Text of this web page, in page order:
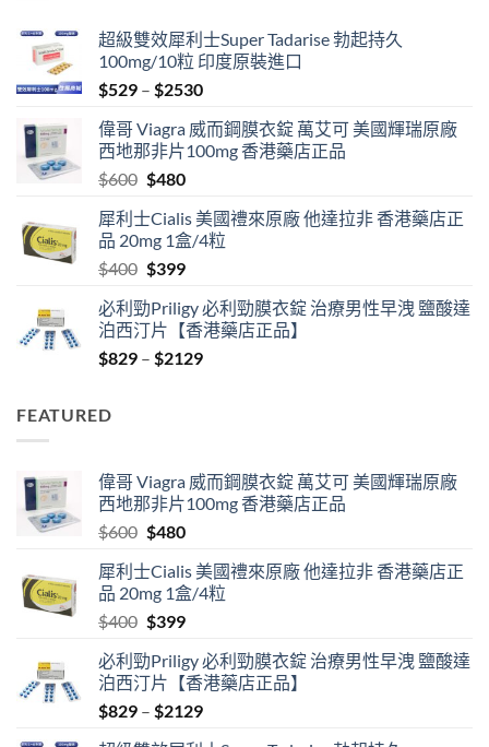
超級雙效犀利士Super Tadarise 勃起持久
100mg/10粒 印度原裝進口
$529 – $2530Price
$529
through
偉哥 Viagra 威而鋼膜衣錠 萬艾可 美國輝瑞原廠
西地那非片100mg 香港藥店正品
$600 Original
was:
$600.
$480Current
is:
$480.
犀利士Cialis 美國禮來原廠 他達拉非 香港藥店正
品 20mg 1盒/4粒
$400 Original
was:
$400.
$399Current
is:
$399.
必利勁Priligy 必利勁膜衣錠 治療男性早洩 鹽酸達
泊西汀片【香港藥店正品】
$829 – $2129Price
FEATURED
偉哥 Viagra 威而鋼膜衣錠 萬艾可 美國輝瑞原廠
西地那非片100mg 香港藥店正品
$600 Original
was:
$600.
$480Current
is:
$480.
犀利士Cialis 美國禮來原廠 他達拉非 香港藥店正
品 20mg 1盒/4粒
$400 Original
was:
$400.
$399Current
is:
$399.
必利勁Priligy 必利勁膜衣錠 治療男性早洩 鹽酸達
泊西汀片【香港藥店正品】
$829 – $2129Price